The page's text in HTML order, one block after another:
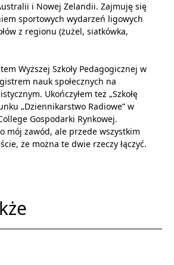
i Nowej Zelandii. Zajmuję się
sportowych wydarzeń ligowych
z regionu (żużel, siatkówka,
Wyższej Szkoły Pedagogicznej w
nauk społecznych na
Ukończyłem też „Szkołę
„Dziennikarstwo Radiowe” w
Gospodarki Rynkowej.
mój zawód, ale przede wszystkim
że można te dwie rzeczy łączyć.